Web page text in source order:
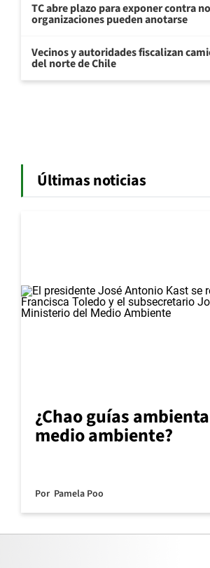
TC abre plazo para exponer contra
organizaciones pueden anotarse
Vecinos y autoridades fiscalizan
del norte de Chile
Últimas noticias
¿Chao guías
medio ambiente?
Por Pamela Poo